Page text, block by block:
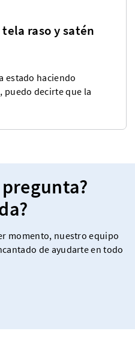
raso y satén
estado haciendo
puedo decirte que la
momento, nuestro equipo
de ayudarte en todo